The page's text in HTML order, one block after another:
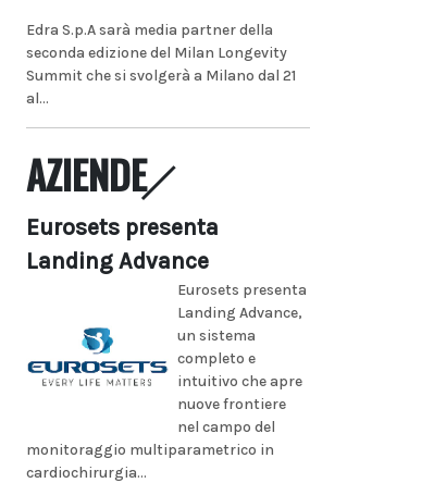
Edra S.p.A sarà media partner della
seconda edizione del Milan Longevity
Summit che si svolgerà a Milano dal 21
al...
AZIENDE
Eurosets presenta
Landing Advance
Eurosets presenta
Landing Advance,
un sistema
completo e
intuitivo che apre
nuove frontiere
nel campo del
monitoraggio multiparametrico in
cardiochirurgia...